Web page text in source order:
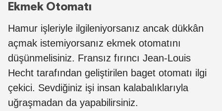
Ekmek Otomatı
Hamur işleriyle ilgileniyorsanız ancak dükkân
açmak istemiyorsanız ekmek otomatını
düşünmelisiniz. Fransız fırıncı Jean-Louis
Hecht tarafından geliştirilen baget otomatı ilgi
çekici. Sevdiğiniz işi insan kalabalıklarıyla
uğraşmadan da yapabilirsiniz.